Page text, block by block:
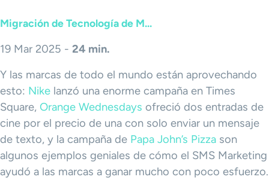
Migración de Tecnología de M...
19 Mar 2025 - 24 min.
Y las marcas de todo el mundo están aprovechando
esto: Nike lanzó una enorme campaña en Times
Square, Orange Wednesdays ofreció dos entradas de
cine por el precio de una con solo enviar un mensaje
de texto, y la campaña de Papa John’s Pizza son
algunos ejemplos geniales de cómo el SMS Marketing
ayudó a las marcas a ganar mucho con poco esfuerzo.